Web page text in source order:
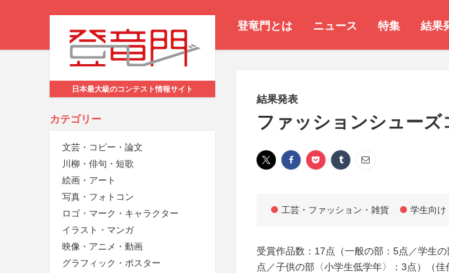
登竜門とは ニュース 特集 結果
日本最大級のコンテスト情報サイト
カテゴリー
文芸・コピー・論文
川柳・俳句・短歌
絵画・アート
写真・フォトコン
ロゴ・マーク・キャラクター
イラスト・マンガ
映像・アニメ・動画
グラフィック・ポスター
結果発表
ファッションシューズ
工芸・ファッション・雑貨 学生向け
受賞作品数：17点（一般の部：5点／学生
点／子供の部〈小学生低学年〉：3点）（佳